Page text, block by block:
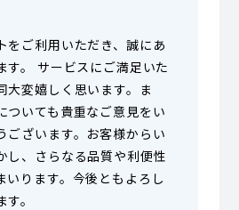
をご利用いただき、誠にあ
す。 サービスにご満足いた
大変嬉しく思います。ま
ついても貴重なご意見をい
ございます。お客様からい
し、さらなる品質や利便性
いります。今後ともよろし
。